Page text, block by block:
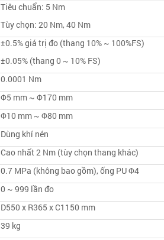
Tiêu chuẩn: 5 Nm
Tùy chọn: 20 Nm, 40 Nm
±0.5% giá trị đo (thang 10% ~ 100%FS)
±0.05% (thang 0 ~ 10% FS)
0.0001 Nm
Φ5 mm ~ Φ170 mm
Φ10 mm ~ Φ80 mm
Dùng khí nén
Cao nhất 2 Nm (tùy chọn thang khác)
0.7 MPa (không bao gồm), ống PU Φ4
0 ~ 999 lần đo
D550 x R365 x C1150 mm
39 kg